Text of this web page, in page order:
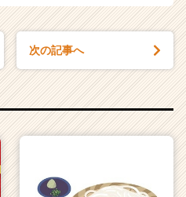
次の記事へ